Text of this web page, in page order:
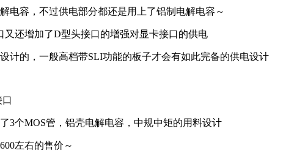
电容，不过供电部分都还是用上了铝制电解电容～
又还增加了D型头接口的增强对显卡接口的供电
计的，一般高档带SLI功能的板子才会有如此完备的供电设计
3个MOS管，铝壳电解电容，中规中矩的用料设计
左右的售价～